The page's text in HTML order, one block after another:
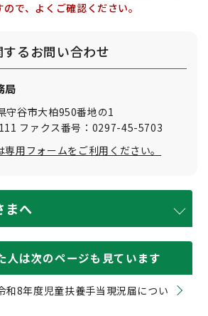
で、よくご確認ください。
るお問い合わせ
局
守谷市大柏950番地の1
ファクス番号：0297-45-5703
専用フォームをご利用ください。
まへ
人は次のページも見ています
和8年度児童扶養手当現況届につい